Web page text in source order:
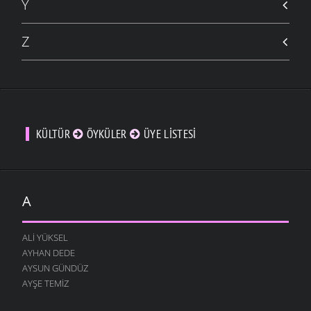
Y
Z
KÜLTÜR ÖYKÜLER ÜYE LISTESI
A
ALI YÜKSEL
AYHAN DEDE
AYSUN GÜNDÜZ
AYŞE TEMIZ